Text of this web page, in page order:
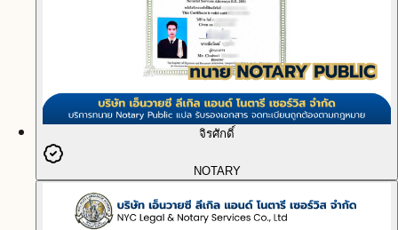
จิรศักดิ์
NOTARY